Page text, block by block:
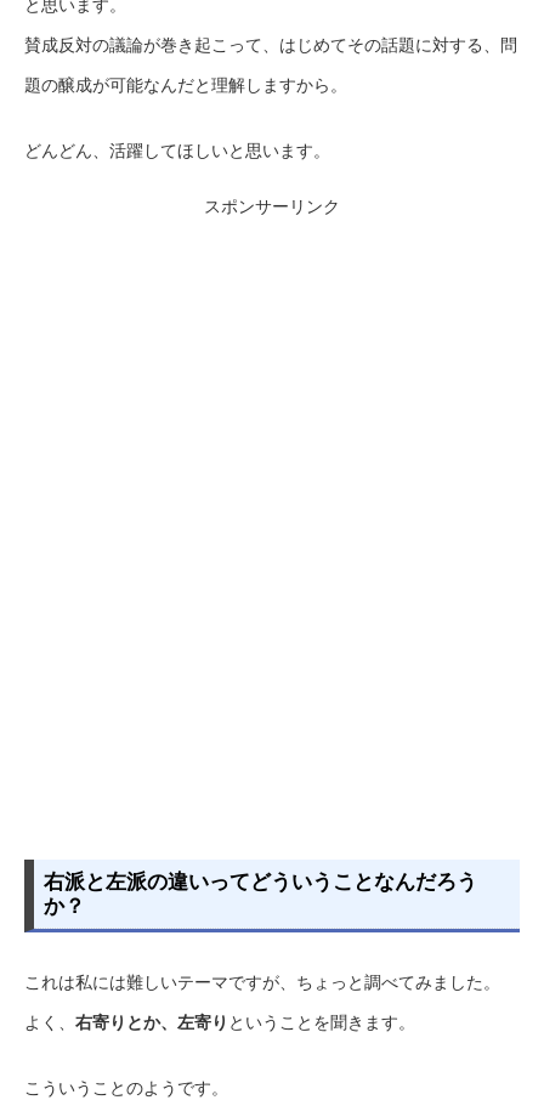
と思います。
賛成反対の議論が巻き起こって、はじめてその話題に対する、問
題の醸成が可能なんだと理解しますから。
どんどん、活躍してほしいと思います。
スポンサーリンク
右派と左派の違いってどういうことなんだろう
か？
これは私には難しいテーマですが、ちょっと調べてみました。
よく、 右寄りとか、左寄り ということを聞きます。
こういうことのようです。